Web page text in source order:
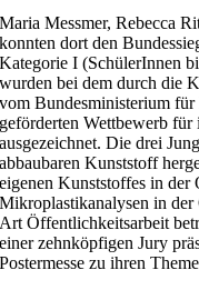
Maria Messmer, Rebecca
konnten dort den
Kategorie I (SchülerInnen
wurden bei dem durch die
vom Bundesministerium
geförderten Wettbewerb
ausgezeichnet. Die drei
abbaubaren Kunststoff
eigenen Kunststoffes in der
Mikroplastikanalysen in
Art Öffentlichkeitsarbeit
einer zehnköpfigen Jury
Postermesse zu ihren